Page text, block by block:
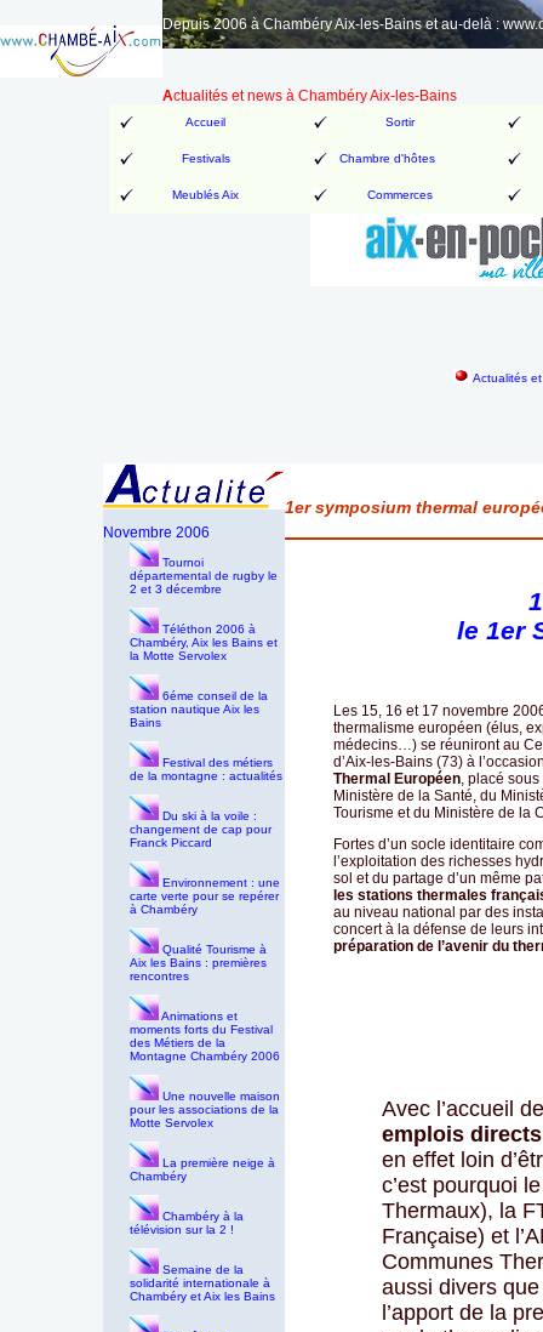
Depuis 2006 à Chambéry Aix-les-Bains et au-delà :
Actualités et news à Chambéry Aix-les-Bains
Accueil Sortir
Festivals Chambre d'hôtes
Meublés Aix Commerces
Actualités
Novembre 2006
1er symposium thermal
Tournoi
départemental de rugby le
2 et 3 décembre
Téléthon 2006 à
Chambéry, Aix les Bains et
la Motte Servolex
6éme conseil de la
station nautique Aix les
Bains
Festival des métiers
de la montagne : actualités
Du ski à la voile :
changement de cap pour
Franck Piccard
Environnement : une
carte verte pour se repérer
à Chambéry
Qualité Tourisme à
Aix les Bains : premières
rencontres
Animations et
moments forts du Festival
des Métiers de la
Montagne Chambéry 2006
Une nouvelle maison
pour les associations de la
Motte Servolex
La première neige à
Chambéry
Chambéry à la
télévision sur la 2 !
Semaine de la
solidarité internationale à
Chambéry et Aix les Bains
le 1er
Les 15, 16 et 17 novembre
thermalisme européen (élus,
médecins…) se réuniront au
d’Aix-les-Bains (73) à
Thermal Européen, placé
Ministère de la Santé, du
Tourisme et du Ministère de la
Fortes d’un socle identitaire
l’exploitation des richesses
sol et du partage d’un même
les stations thermales
au niveau national par des
concert à la défense de leurs
préparation de l’avenir du
Avec l’accueil
emplois
en effet loin
c’est pourquoi
Thermaux), la
Française) et
Communes
aussi divers
l’apport de la